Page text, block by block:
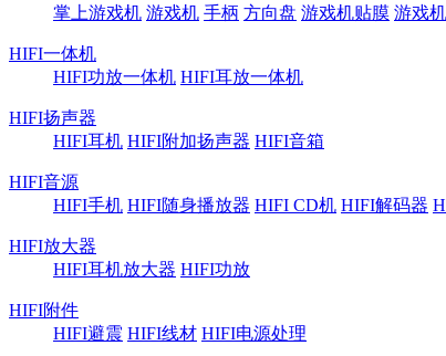
掌上游戏机 游戏机 手柄 方向盘 游戏机贴膜 游戏
HIFI一体机
HIFI功放一体机 HIFI耳放一体机
HIFI扬声器
HIFI耳机 HIFI附加扬声器 HIFI音箱
HIFI音源
HIFI手机 HIFI随身播放器 HIFI CD机 HIFI解码器
HIFI放大器
HIFI耳机放大器 HIFI功放
HIFI附件
HIFI避震 HIFI线材 HIFI电源处理